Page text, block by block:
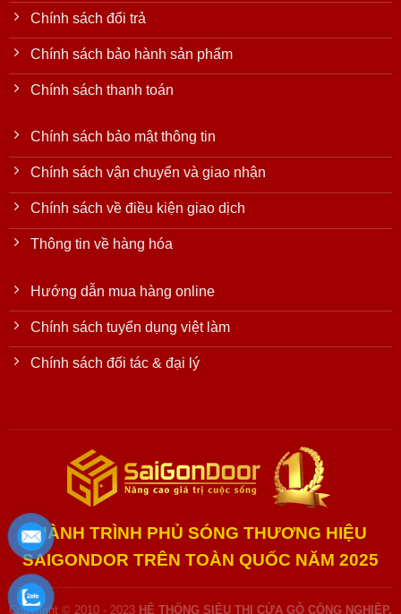
Chính sách đổi trả
Chính sách bảo hành sản phẩm
Chính sách thanh toán
Chính sách bảo mật thông tin
Chính sách vận chuyển và giao nhận
Chính sách về điều kiện giao dịch
Thông tin về hàng hóa
Hướng dẫn mua hàng online
Chính sách tuyển dụng việt làm
Chính sách đối tác & đại lý
HÀNH TRÌNH PHỦ SÓNG THƯƠNG HIỆU
SAIGONDOR TRÊN TOÀN QUỐC NĂM 2025
Copyright © 2010 - 2023 HỆ THỐNG SIÊU THỊ CỬA GỖ CÔNG NGHIỆP,